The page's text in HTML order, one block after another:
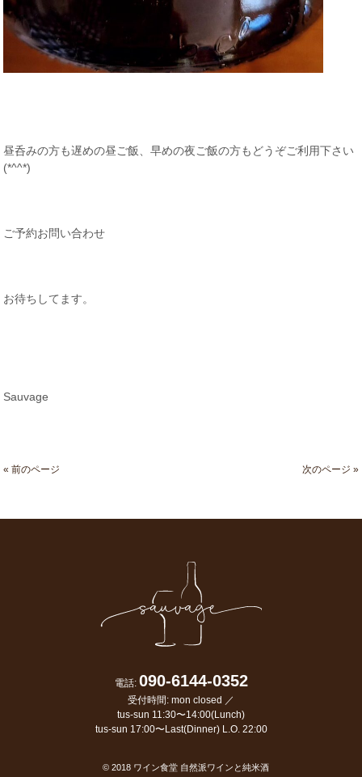
昼呑みの方も遅めの昼ご飯、早めの夜ご飯の方もどうぞご利用下さい
(*^^*)
ご予約お問い合わせ
お待ちしてます。
Sauvage
« 前のページ 次のページ »
電話: 090-6144-0352
受付時間: mon closed ／
tus-sun 11:30〜14:00(Lunch)
tus-sun 17:00〜Last(Dinner) L.O. 22:00
© 2018 ワイン食堂 自然派ワインと純米酒